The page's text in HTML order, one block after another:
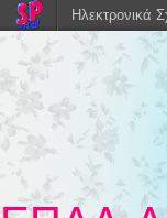
Ηλεκτρονικά